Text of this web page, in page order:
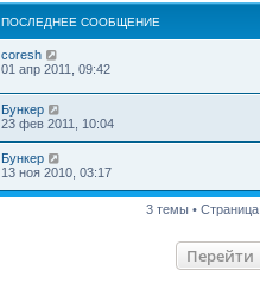
ПОСЛЕДНЕЕ СООБЩЕНИЕ
coresh
01 апр 2011, 09:42
Бункер
23 фев 2011, 10:04
Бункер
13 ноя 2010, 03:17
3 темы • Страница
Перейти